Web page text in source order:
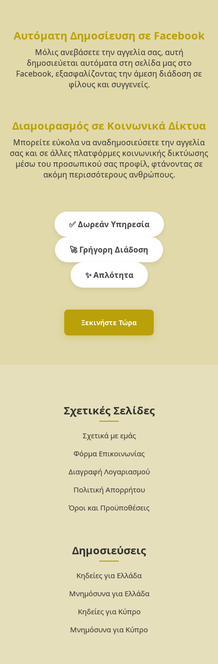
Αυτόματη Δημοσίευση σε Facebook
Μόλις ανεβάσετε την αγγελία σας, αυτή
δημοσιεύεται αυτόματα στη σελίδα μας στο
Facebook, εξασφαλίζοντας την άμεση διάδοση σε
φίλους και συγγενείς.
Διαμοιρασμός σε Κοινωνικά Δίκτυα
Μπορείτε εύκολα να αναδημοσιεύσετε την αγγελία
σας και σε άλλες πλατφόρμες κοινωνικής δικτύωσης
μέσω του προσωπικού σας προφίλ, φτάνοντας σε
ακόμη περισσότερους ανθρώπους.
✅ Δωρεάν Υπηρεσία
🚀 Γρήγορη Διάδοση
✨ Απλότητα
Ξεκινήστε Τώρα
Σχετικές Σελίδες
Σχετικά με εμάς
Φόρμα Επικοινωνίας
Διαγραφή Λογαριασμού
Πολιτική Απορρήτου
Όροι και Προϋποθέσεις
Δημοσιεύσεις
Κηδείες για Ελλάδα
Μνημόσυνα για Ελλάδα
Κηδείες για Κύπρο
Μνημόσυνα για Κύπρο